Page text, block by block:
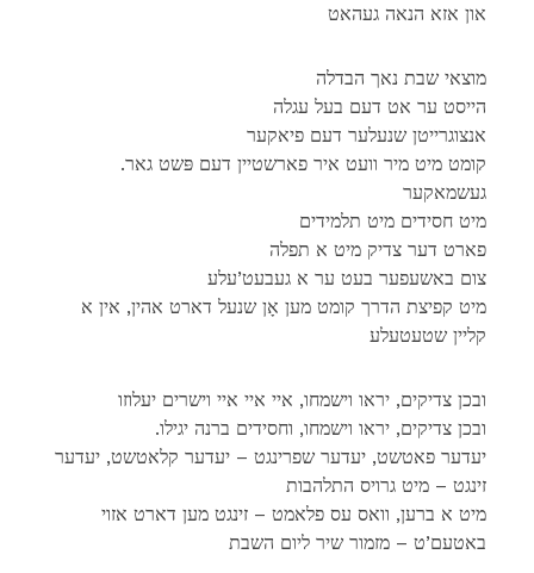
און אזא הנאה געהאט
מוצאי שבת נאך הבדלה
הייסט ער אט דעם בעל עגלה
אנצוגרייטן שנעלער דעם פיאקער
.קומט מיט מיר וועט איר פארשטיין דעם פּשט גאר
געשמאקער
מיט חסידים מיט תלמידים
פארט דער צדיק מיט א תפלה
צום באשעפער בעט ער א געבעט’עלע
מיט קפיצת הדרך קומט מען אָן שנעל דארט אהין, אין א
קליין שטעטעלע
ובכן צדיקים, יראו וישמחו, איי איי איי וישרים יעלוזו
.ובכן צדיקים, יראו וישמחו, וחסידים ברנה יגילו
יעדער פאטשט, יעדער שפרינגט – יעדער קלאטשט, יעדער
זינגט – מיט גרויס התלהבות
מיט א ברען, וואס עס פלאמט – זינגט מען דארט אזוי
באטעם’ט – מזמור שיר ליום השבת